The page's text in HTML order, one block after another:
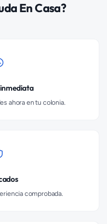
En Casa?
ahora en tu colonia.
comprobada.